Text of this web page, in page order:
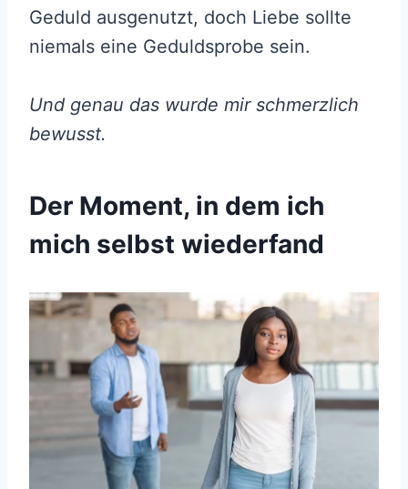
Geduld ausgenutzt, doch Liebe sollte
niemals eine Geduldsprobe sein.
Und genau das wurde mir schmerzlich
bewusst.
Der Moment, in dem ich
mich selbst wiederfand